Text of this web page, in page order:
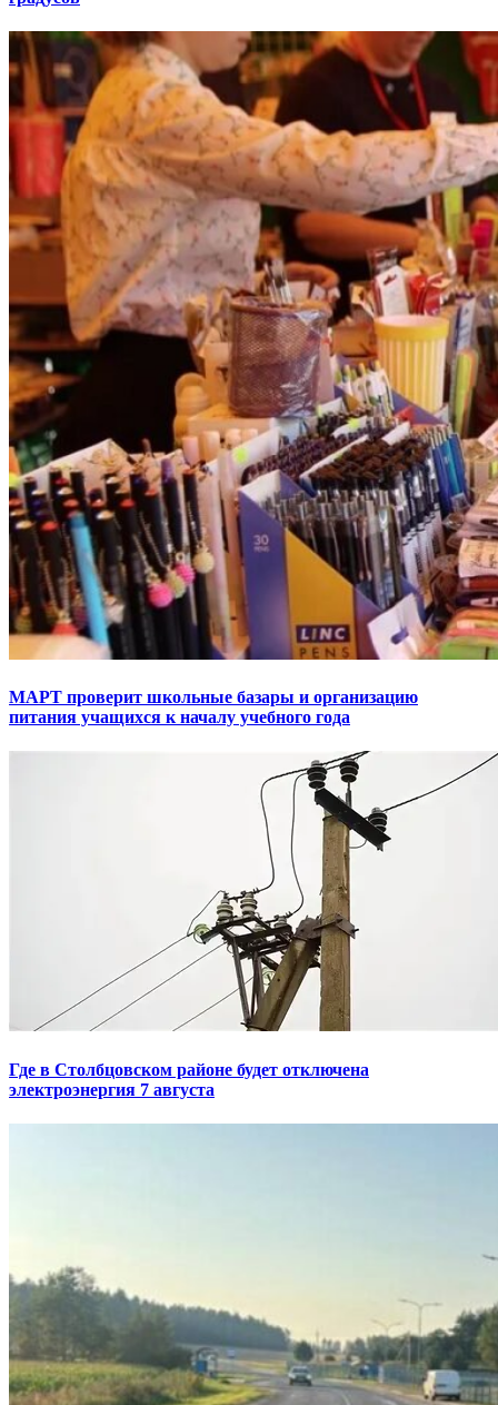
МАРТ проверит школьные базары и организацию
питания учащихся к началу учебного года
Где в Столбцовском районе будет отключена
электроэнергия 7 августа